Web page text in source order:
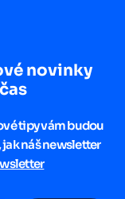
novinky
tipy vám budou
náš newsletter